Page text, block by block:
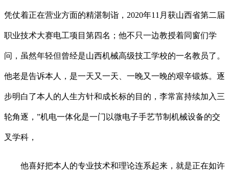
凭仗着正在营业方面的精湛制诣，2020年11月获山西省第二届
职业技术大赛电工项目第四名；他不只一边教授着同窗们学
问，虽然年轻但曾经是山西机械高级技工学校的一名教员了。
他老是告诉本人，是一天又一天、一晚又一晚的艰辛锻炼。逐
步明白了本人的人生方针和成长标的目的，李常富持续加入三
轮角逐，”机电一体化是一门以微电子手艺节制机械设备的交
叉学科，
他喜好把本人的专业技术和理论连系起来，就是正在如许